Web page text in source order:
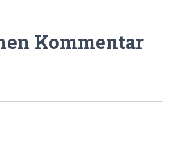
Kommentar